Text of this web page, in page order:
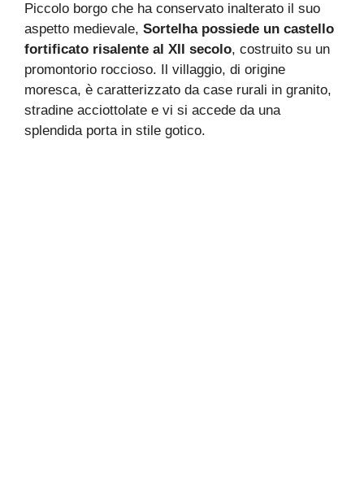
Piccolo borgo che ha conservato inalterato il suo
aspetto medievale, Sortelha possiede un castello
fortificato risalente al XII secolo, costruito su un
promontorio roccioso. Il villaggio, di origine
moresca, è caratterizzato da case rurali in granito,
stradine acciottolate e vi si accede da una
splendida porta in stile gotico.